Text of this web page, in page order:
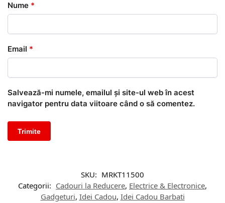
Nume *
Email *
Salvează-mi numele, emailul și site-ul web în acest
navigator pentru data viitoare când o să comentez.
SKU: MRKT11500
Categorii: Cadouri la Reducere, Electrice & Electronice,
Gadgeturi, Idei Cadou, Idei Cadou Barbati